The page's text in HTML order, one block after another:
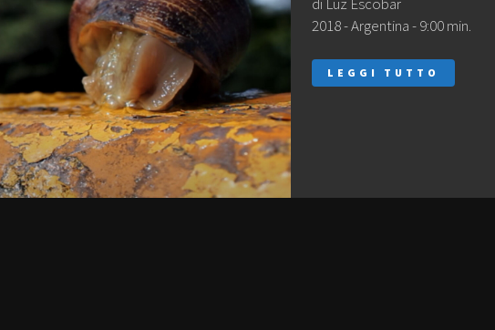
2018 - Argentina - 9:00 min.
LEGGI TUTTO